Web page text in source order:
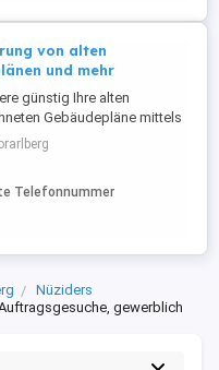
von alten
und mehr
günstig Ihre alten
Gebäudepläne mittels
Biete auch Digitalisierung
analogen Videoformaten, so
Fotos oder analogen
an. Rufen Sie an!
Telefonnummer
Nüziders
gewerblich